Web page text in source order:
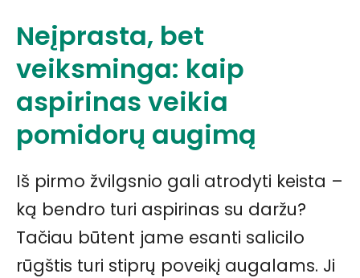
Neįprasta, bet
veiksminga: kaip
aspirinas veikia
pomidorų augimą
Iš pirmo žvilgsnio gali atrodyti keista –
ką bendro turi aspirinas su daržu?
Tačiau būtent jame esanti salicilo
rūgštis turi stiprų poveikį augalams. Ji